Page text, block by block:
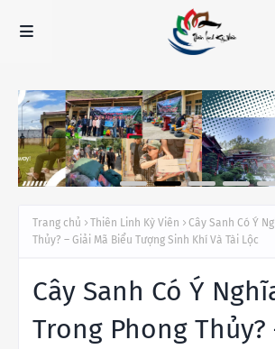
Trang chủ Thiên Linh Kỳ Viên
Cây Sanh Có Ý
Thủy? – Giải Mã Biểu Tượng Sinh Khí Và Tài Lộc
Cây Sanh Có Ý
Trong Phong Thủy?